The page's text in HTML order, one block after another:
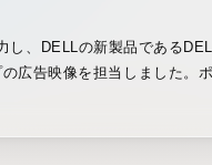
し、DELLの新製品である
広告映像を担当しました。